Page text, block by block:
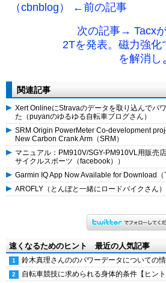
（cbnblog） ←前の記事
次の記事→ Tacx
2Tを発表。磁力強化
を解消し
関連記事
Xert OnlineにStravaのデータを取り込んでパ
た（puyanのゆるゆる自転車ブログさん）
SRM Origin PowerMeter Co-development
New Carbon Crank Arm（SRM）
マニュアル：PM910V/SGY-PM910VL用販売
サイクルスポーツ（facebook））
Garmin IQ App Now Available for Download（
AROFLY（とんぼと一緒にロードバイクさん）
速くなるためのヒント 最近の人気記事
鈴木真理さんののパワーデータについての
自転車競技に求められる身体的条件【ヒン